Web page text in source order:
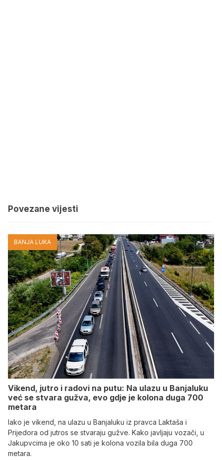
Povezane vijesti
BANJA LUKA
Vikend, jutro i radovi na putu: Na ulazu u Banjaluku
već se stvara gužva, evo gdje je kolona duga 700
metara
Iako je vikend, na ulazu u Banjaluku iz pravca Laktaša i
Prijedora od jutros se stvaraju gužve. Kako javljaju vozači, u
Jakupvcima je oko 10 sati je kolona vozila bila duga 700
metara.